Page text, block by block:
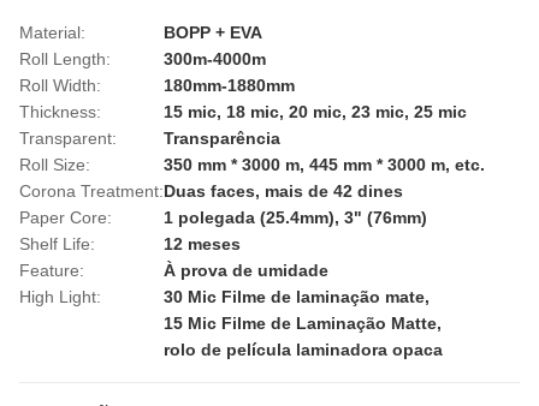
Material:
BOPP + EVA
Roll Length:
300m-4000m
Roll Width:
180mm-1880mm
Thickness:
15 mic, 18 mic, 20 mic, 23 mic, 25 mic
Transparent:
Transparência
Roll Size:
350 mm * 3000 m, 445 mm * 3000 m, etc.
Corona Treatment:Duas faces, mais de 42 dines
Paper Core:
1 polegada (25.4mm), 3" (76mm)
Shelf Life:
12 meses
Feature:
À prova de umidade
High Light:
30 Mic Filme de laminação mate,
15 Mic Filme de Laminação Matte,
rolo de película laminadora opaca